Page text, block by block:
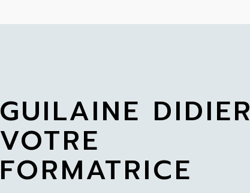
GUILAINE DIDIER
VOTRE
FORMATRICE